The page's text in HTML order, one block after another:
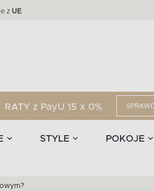
z UE
RATY z PayU 15 x 0%
STYLE POKOJE
mebli LOFTY -45 %
Liczba produktów:
Liczba produktów: